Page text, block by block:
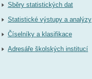
Sběry statistických dat
Statistické výstupy a analýzy
Číselníky a klasifikace
Adresáře školských institucí